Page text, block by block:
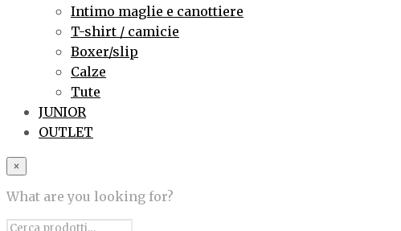
Intimo maglie e canottiere
T-shirt / camicie
Boxer/slip
Calze
Tute
JUNIOR
OUTLET
×
What are you looking for?